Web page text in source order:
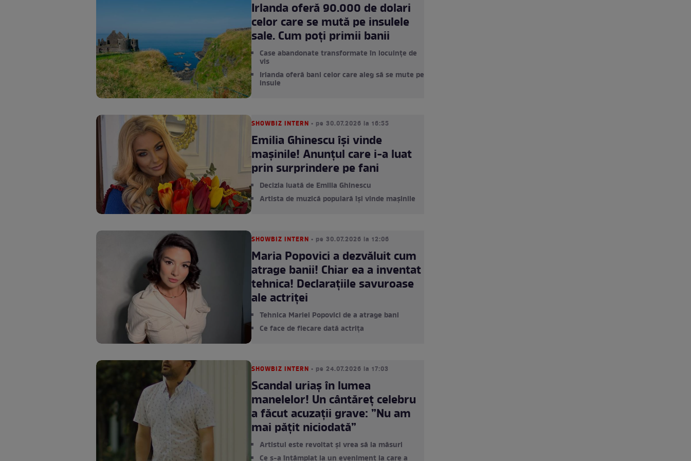
Irlanda oferă 90.000 de dolari
celor care se mută pe insulele
sale. Cum poți primii banii
Case abandonate transformate în locuințe de
vis
Irlanda oferă bani celor care aleg să se mute pe
insule
SHOWBIZ INTERN • pe 30.07.2026 la 16:55
Emilia Ghinescu își vinde
mașinile! Anunțul care i-a luat
prin surprindere pe fani
Decizia luată de Emilia Ghinescu
Artista de muzică populară își vinde mașinile
SHOWBIZ INTERN • pe 30.07.2026 la 12:06
Maria Popovici a dezvăluit cum
atrage banii! Chiar ea a inventat
tehnica! Declarațiile savuroase
ale actriței
Tehnica Mariei Popovici de a atrage bani
Ce face de fiecare dată actrița
SHOWBIZ INTERN • pe 24.07.2026 la 17:03
Scandal uriaș în lumea
manelelor! Un cântăreț celebru
a făcut acuzații grave: ”Nu am
mai pățit niciodată”
Artistul este revoltat și vrea să ia măsuri